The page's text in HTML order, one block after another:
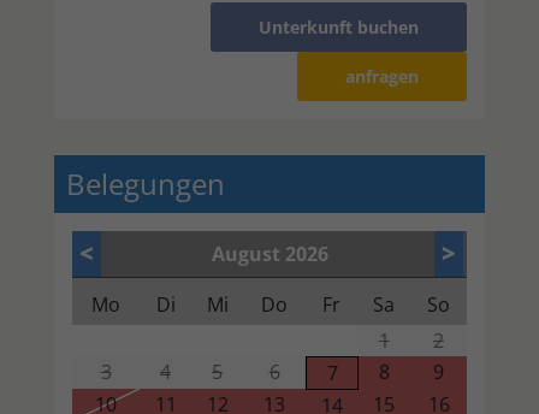
Unterkunft buchen
anfragen
Belegungen
< August 2026
Mo
Di Mi Do Fr Sa
So
1
2
3
4 5 6 7 8
9
10
11 12 13 14 15
16
>